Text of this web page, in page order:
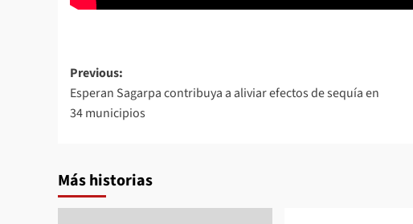
Post
navigation
Previous:
Esperan Sagarpa contribuya a aliviar efectos de sequía en
34 municipios
Más historias